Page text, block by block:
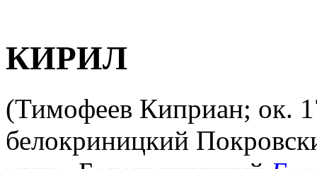
КИРИЛ
(Тимофеев Киприан; ок.
белокриницкий